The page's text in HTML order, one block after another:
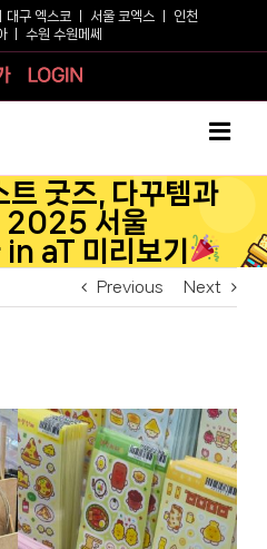
대구 엑스코 서울 코엑스
인천
ㅣ 수원 수원메쎄
트 굿즈, 다꾸템과
2025 서울
aT 미리보기
Previous Next